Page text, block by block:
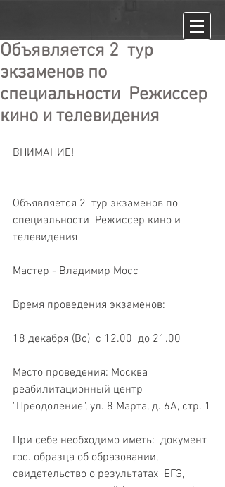
​ Объявляется 2 тур
экзаменов по
специальности Режиссер
кино и телевидения
ВНИМАНИЕ!
Объявляется 2  тур экзаменов по
специальности  Режиссер кино и
телевидения
Мастер - Владимир Мосс
Время проведения экзаменов:
18 декабря (Вс)  с 12.00  до 21.00
Место проведения: Москва
реабилитационный центр
"Преодоление", ул. 8 Марта, д. 6А, стр. 1
При себе необходимо иметь:  документ
гос. образца об образовании,
свидетельство о результатах  ЕГЭ,